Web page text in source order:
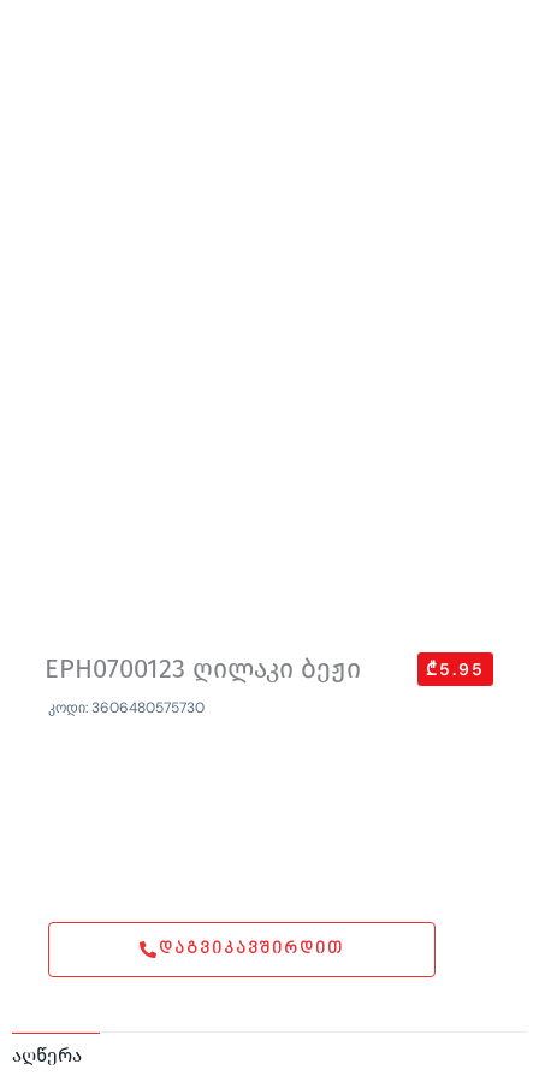
EPH0700123 ღილაკი ბეჟი ₾5.95
კოდი: 3606480575730
ᲓᲐᲒᲕᲘᲙᲐᲕᲨᲘᲠᲓᲘᲗ
აღწერა